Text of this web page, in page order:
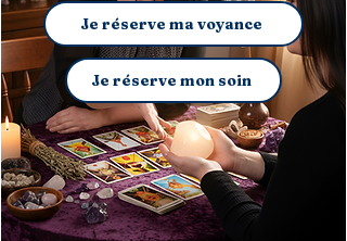
Je réserve ma voyance
Je réserve mon soin